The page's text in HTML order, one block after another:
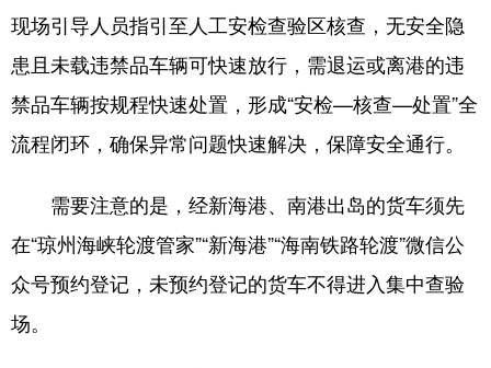
现场引导人员指引至人工安检查验区核查，无安全隐
患且未载违禁品车辆可快速放行，需退运或离港的违
禁品车辆按规程快速处置，形成“安检—核查—处置”全
流程闭环，确保异常问题快速解决，保障安全通行。
需要注意的是，经新海港、南港出岛的货车须先
在“琼州海峡轮渡管家”“新海港”“海南铁路轮渡”微信公
众号预约登记，未预约登记的货车不得进入集中查验
场。